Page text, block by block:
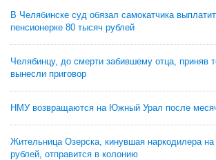
В Челябинске суд обязал самокатчика
пенсионерке 80 тысяч рублей
Челябинцу, до смерти забившему отца, приняв
вынесли приговор
НМУ возвращаются на Южный Урал после
Жительница Озерска, кинувшая наркодилера
рублей, отправится в колонию